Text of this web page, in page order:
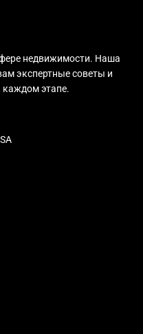
недвижимости. Наша
экспертные советы и
каждом этапе.